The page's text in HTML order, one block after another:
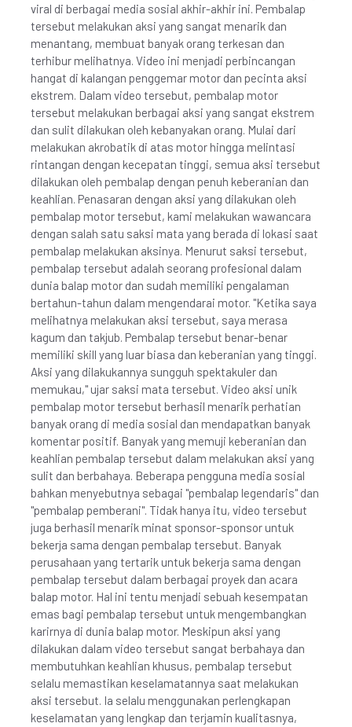
viral di berbagai media sosial akhir-akhir ini. Pembalap
tersebut melakukan aksi yang sangat menarik dan
menantang, membuat banyak orang terkesan dan
terhibur melihatnya. Video ini menjadi perbincangan
hangat di kalangan penggemar motor dan pecinta aksi
ekstrem. Dalam video tersebut, pembalap motor
tersebut melakukan berbagai aksi yang sangat ekstrem
dan sulit dilakukan oleh kebanyakan orang. Mulai dari
melakukan akrobatik di atas motor hingga melintasi
rintangan dengan kecepatan tinggi, semua aksi tersebut
dilakukan oleh pembalap dengan penuh keberanian dan
keahlian. Penasaran dengan aksi yang dilakukan oleh
pembalap motor tersebut, kami melakukan wawancara
dengan salah satu saksi mata yang berada di lokasi saat
pembalap melakukan aksinya. Menurut saksi tersebut,
pembalap tersebut adalah seorang profesional dalam
dunia balap motor dan sudah memiliki pengalaman
bertahun-tahun dalam mengendarai motor. "Ketika saya
melihatnya melakukan aksi tersebut, saya merasa
kagum dan takjub. Pembalap tersebut benar-benar
memiliki skill yang luar biasa dan keberanian yang tinggi.
Aksi yang dilakukannya sungguh spektakuler dan
memukau," ujar saksi mata tersebut. Video aksi unik
pembalap motor tersebut berhasil menarik perhatian
banyak orang di media sosial dan mendapatkan banyak
komentar positif. Banyak yang memuji keberanian dan
keahlian pembalap tersebut dalam melakukan aksi yang
sulit dan berbahaya. Beberapa pengguna media sosial
bahkan menyebutnya sebagai "pembalap legendaris" dan
"pembalap pemberani". Tidak hanya itu, video tersebut
juga berhasil menarik minat sponsor-sponsor untuk
bekerja sama dengan pembalap tersebut. Banyak
perusahaan yang tertarik untuk bekerja sama dengan
pembalap tersebut dalam berbagai proyek dan acara
balap motor. Hal ini tentu menjadi sebuah kesempatan
emas bagi pembalap tersebut untuk mengembangkan
karirnya di dunia balap motor. Meskipun aksi yang
dilakukan dalam video tersebut sangat berbahaya dan
membutuhkan keahlian khusus, pembalap tersebut
selalu memastikan keselamatannya saat melakukan
aksi tersebut. Ia selalu menggunakan perlengkapan
keselamatan yang lengkap dan terjamin kualitasnya,